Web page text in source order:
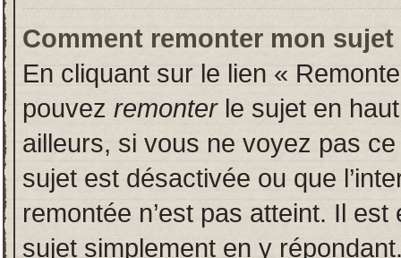
Comment remonter mon sujet
En cliquant sur le lien «
pouvez remonterle sujet en
ailleurs, si vous ne voyez pas
sujet est désactivée ou que
remontée n’est pas atteint. Il
sujet simplement en y